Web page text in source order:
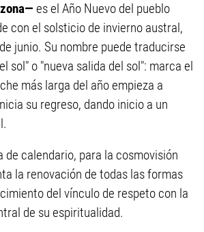
es el Año Nuevo del pueblo
con el solsticio de invierno austral,
junio. Su nombre puede traducirse
sol" o "nueva salida del sol": marca el
más larga del año empieza a
su regreso, dando inicio a un
de calendario, para la cosmovisión
la renovación de todas las formas
del vínculo de respeto con la
de su espiritualidad.